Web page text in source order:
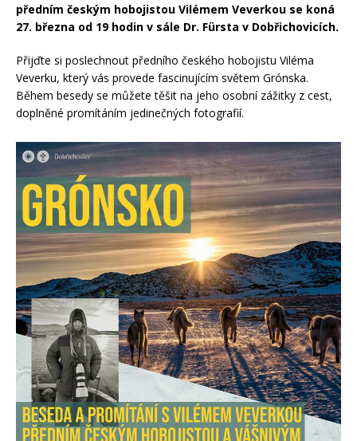
předním českým hobojistou Vilémem Veverkou se koná
27. března od 19 hodin v sále Dr. Fürsta v Dobřichovicích.
Přijďte si poslechnout předního českého hobojistu Viléma
Veverku, který vás provede fascinujícím světem Grónska.
Během besedy se můžete těšit na jeho osobní zážitky z cest,
doplněné promítáním jedinečných fotografií.